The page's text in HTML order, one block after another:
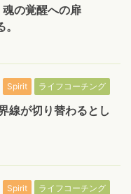
魂の覚醒への扉
Spirit ライフコーチング
線が切り替わるとし
Spirit ライフコーチング